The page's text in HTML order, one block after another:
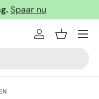
Spaar nu
InloggenMandje
Menu